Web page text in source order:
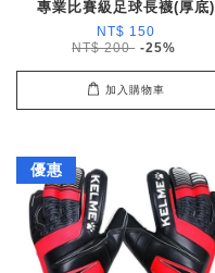
專業比賽級足球長襪(厚底)
NT$ 150
NT$ 200 -25%
加入購物車
優惠